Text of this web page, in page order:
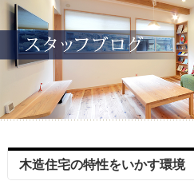
木造住宅の特性をいかす環境